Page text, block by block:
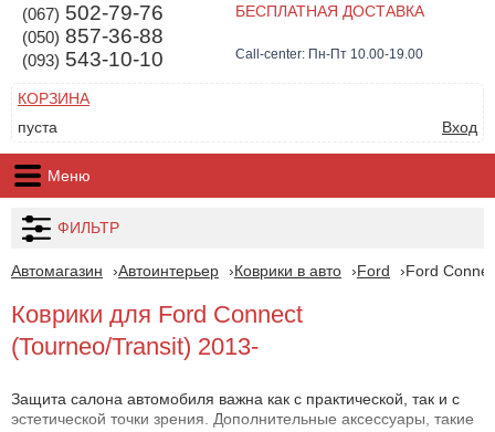
(067) 502-79-76
(050) 857-36-88
(093) 543-10-10
БЕСПЛАТНАЯ ДОСТАВКА
Call-center: Пн-Пт 10.00-19.00
КОРЗИНА
пуста
Вход
Меню
ФИЛЬТР
Автомагазин Автоинтерьер Коврики в авто Ford Ford
Коврики для Ford Connect
(Tourneo/Transit) 2013-
Защита салона автомобиля важна как с практической, так и с
эстетической точки зрения. Дополнительные аксессуары, такие